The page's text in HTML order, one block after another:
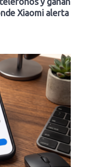
Xiaomi alerta